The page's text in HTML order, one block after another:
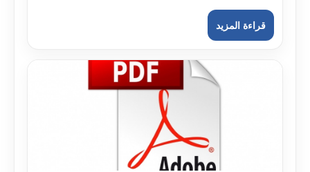
قراءة المزيد